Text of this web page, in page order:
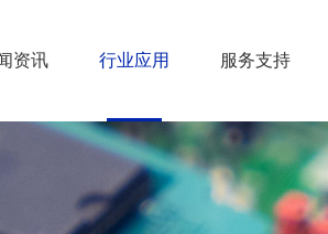
资讯 行业应用 服务支持